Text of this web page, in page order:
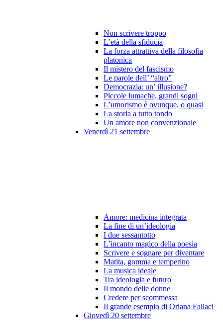
Non scrivere troppo
L’età della sfiducia
La forza attrattiva della filosofia
platonica
Il mistero del fascismo
Le parole dell’ “altro”
Democrazia: un’ illusione?
Piccole lumache, grandi sogni
L’umorismo è ovunque, o quasi
La storia a tutto tondo
Un amore non convenzionale
Venerdì 21 settembre
Amore: medicina integrata
La fine di un’ideologia
I due sessantotto
L’incanto magico della poesia
Scrivere e sognare per diventare
Matita, gomma e temperino
La musica ideale
Tra ideologia e futuro
Il mondo delle donne
Credere per scommessa
Il grande esempio di Oriana Fallaci
Giovedì 20 settembre